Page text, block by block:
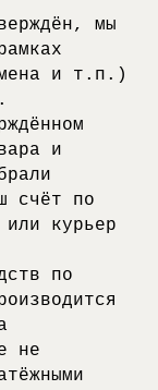
мы
и т.п.)
и
счёт по
курьер
по
не